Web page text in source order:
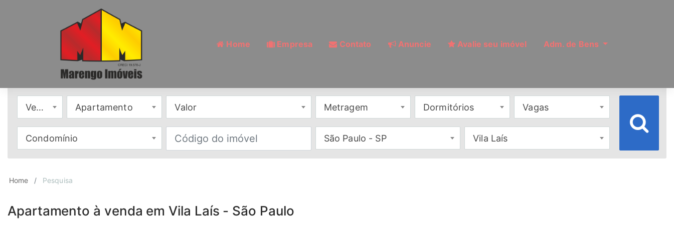
Home Empresa Contato Anuncie Avalie seu imóvel Adm. de Bens
Venda Apartamento Valor Metragem Dormitórios Vagas
Condomínio São Paulo - SP Vila Laís
Home Pesquisa
Apartamento à venda em Vila Laís - São Paulo